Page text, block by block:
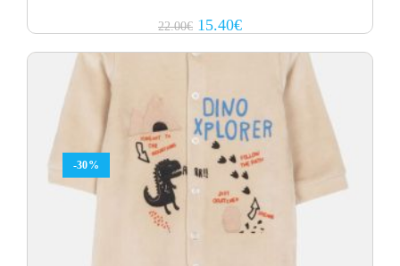
22.00€ Original
price
22.00€.
15.40€Current
price
-30%